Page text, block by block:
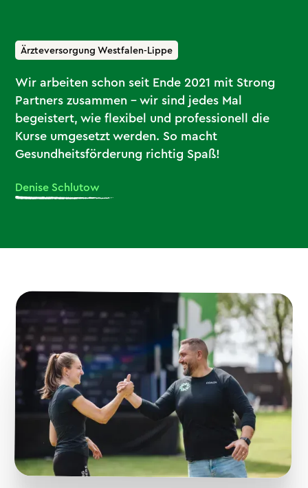
Ärzteversorgung Westfalen-Lippe
Wir arbeiten schon seit Ende 2021 mit Strong
Partners zusammen – wir sind jedes Mal
begeistert, wie flexibel und professionell die
Kurse umgesetzt werden. So macht
Gesundheitsförderung richtig Spaß!
Denise Schlutow